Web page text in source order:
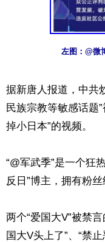
左图：@微
据新唐人报道，中共
民族宗教等敏感话题
掉小日本”的视频。
“@军武季”是一个狂
反日”博主，拥有粉丝
两个“爱国大V”被禁
国大V头上了”、“禁